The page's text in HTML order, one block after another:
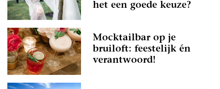
het een goede keuze?
Mocktailbar op je
bruiloft: feestelijk én
verantwoord!